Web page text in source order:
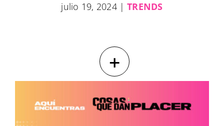
julio 19, 2024 | TRENDS
+